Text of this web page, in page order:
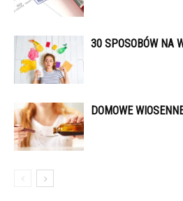
30 SPOSOBÓW NA
DOMOWE